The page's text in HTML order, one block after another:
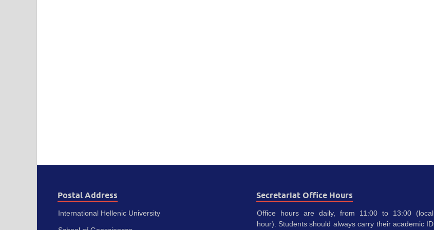
Postal Address
International Hellenic University
Secretariat Office Hours
Office hours are daily, from 11:00 to 13:00 (local
hour). Students should always carry their academic ID